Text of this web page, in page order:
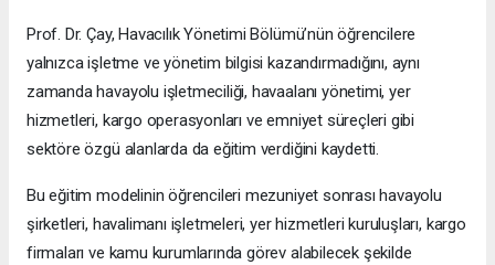
Prof. Dr. Çay, Havacılık Yönetimi Bölümü’nün öğrencilere
yalnızca işletme ve yönetim bilgisi kazandırmadığını, aynı
zamanda havayolu işletmeciliği, havaalanı yönetimi, yer
hizmetleri, kargo operasyonları ve emniyet süreçleri gibi
sektöre özgü alanlarda da eğitim verdiğini kaydetti.
Bu eğitim modelinin öğrencileri mezuniyet sonrası havayolu
şirketleri, havalimanı işletmeleri, yer hizmetleri kuruluşları, kargo
firmaları ve kamu kurumlarında görev alabilecek şekilde